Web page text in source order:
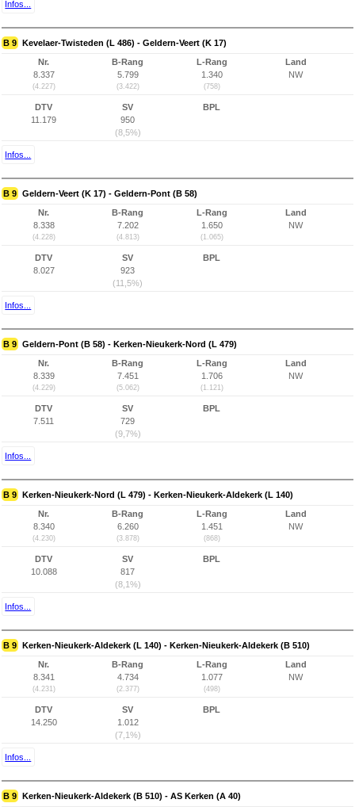
Infos...
B 9 Kevelaer-Twisteden (L 486) - Geldern-Veert (K 17)
Nr.
8.337
(4.227)
B-Rang
5.799
(3.422)
L-Rang
1.340
(758)
Land
NW
DTV
11.179
SV
950
(8,5%)
BPL
Infos...
B 9 Geldern-Veert (K 17) - Geldern-Pont (B 58)
Nr.
8.338
(4.228)
B-Rang
7.202
(4.813)
L-Rang
1.650
(1.065)
Land
NW
DTV
8.027
SV
923
(11,5%)
BPL
Infos...
B 9 Geldern-Pont (B 58) - Kerken-Nieukerk-Nord (L 479)
Nr.
8.339
(4.229)
B-Rang
7.451
(5.062)
L-Rang
1.706
(1.121)
Land
NW
DTV
7.511
SV
729
(9,7%)
BPL
Infos...
B 9 Kerken-Nieukerk-Nord (L 479) - Kerken-Nieukerk-Aldekerk (L 140)
Nr.
8.340
(4.230)
B-Rang
6.260
(3.878)
L-Rang
1.451
(868)
Land
NW
DTV
10.088
SV
817
(8,1%)
BPL
Infos...
B 9 Kerken-Nieukerk-Aldekerk (L 140) - Kerken-Nieukerk-Aldekerk (B 510)
Nr.
8.341
(4.231)
B-Rang
4.734
(2.377)
L-Rang
1.077
(498)
Land
NW
DTV
14.250
SV
1.012
(7,1%)
BPL
Infos...
B 9 Kerken-Nieukerk-Aldekerk (B 510) - AS Kerken (A 40)